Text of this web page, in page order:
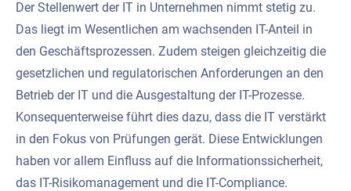
Der Stellenwert der IT in Unternehmen nimmt stetig zu.
Das liegt im Wesentlichen am wachsenden IT-Anteil in
den Geschäftsprozessen. Zudem steigen gleichzeitig die
gesetzlichen und regulatorischen Anforderungen an den
Betrieb der IT und die Ausgestaltung der IT-Prozesse.
Konsequenterweise führt dies dazu, dass die IT verstärkt
in den Fokus von Prüfungen gerät. Diese Entwicklungen
haben vor allem Einfluss auf die Informationssicherheit,
das IT-Risikomanagement und die IT-Compliance.